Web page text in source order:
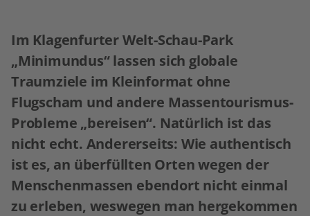
Im Klagenfurter Welt-Schau-Park
„Minimundus“ lassen sich globale
Traumziele im Kleinformat ohne
Flugscham und andere Massentourismus-
Probleme „bereisen“. Natürlich ist das
nicht echt. Andererseits: Wie authentisch
ist es, an überfüllten Orten wegen der
Menschenmassen ebendort nicht einmal
zu erleben, weswegen man hergekommen